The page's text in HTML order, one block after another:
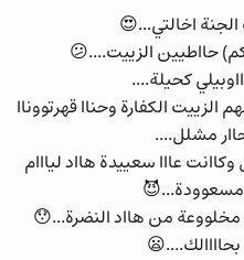
اخالتي...😍
حااطيين الزييت....😕
كحيلة....
الكفارة وحناا قهرتووناا
حاار مشلل....
عااا سعييدة هااد ليااام
مسعوودة...😈
مخلووعة من هااد النضرة...😯
بحاااالك....😦